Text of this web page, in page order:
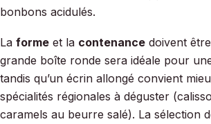
bonbons acidulés.
La forme et la contenance doivent
grande boîte ronde sera idéale pour
tandis qu’un écrin allongé convient
spécialités régionales à déguster
caramels au beurre salé). La sélection